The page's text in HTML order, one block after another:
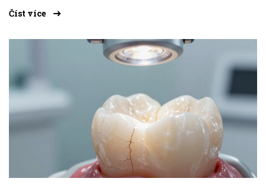
Číst více